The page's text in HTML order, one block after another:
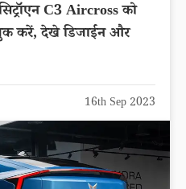
C3 Aircross को
करें, देखे डिजाईन और
16th Sep 2023